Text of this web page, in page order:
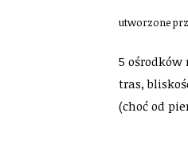
utworzone
5
tras,
(choć od